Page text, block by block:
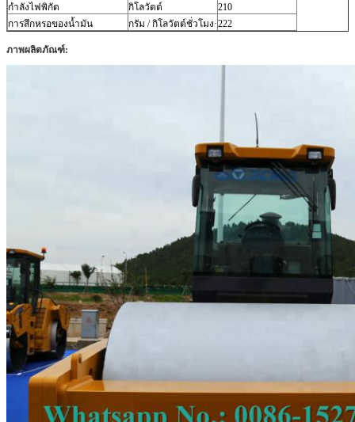
กำลังไฟพิกัด
กิโลวัตต์
210
การสึกหรอของน้ำมัน
กรัม / กิโลวัตต์ชั่วโมง·222
ภาพผลิตภัณฑ์: